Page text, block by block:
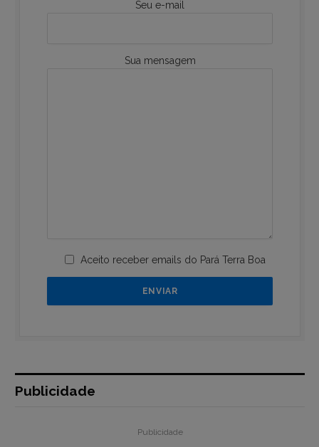
Seu e-mail
Sua mensagem
Aceito receber emails do Pará Terra Boa
Publicidade
Publicidade